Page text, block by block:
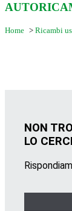
Home > Ricambi
NON
LO